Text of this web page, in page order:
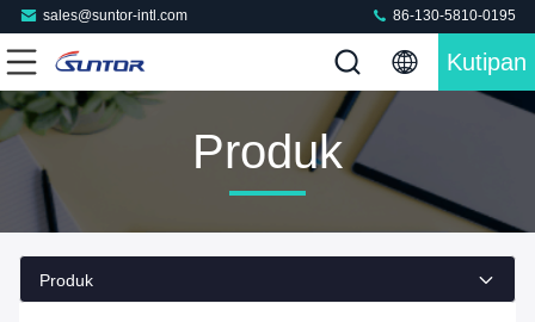
sales@suntor-intl.com 86-130-5810-0195
Kutipan
Produk
Produk